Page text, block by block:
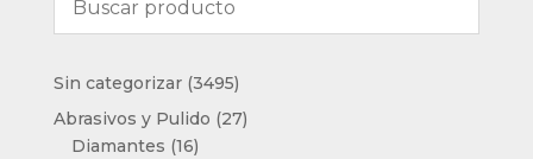
Sin categorizar 34953495
productos
Abrasivos y Pulido 2727
Diamantes 1616